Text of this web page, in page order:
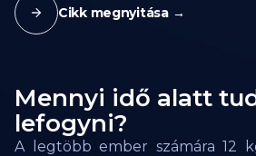
Cikk megnyitása →
Mennyi idő alatt
lefogyni?
A legtöbb ember számára 12